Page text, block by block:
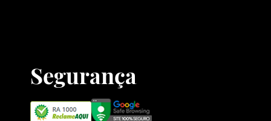
Segurança